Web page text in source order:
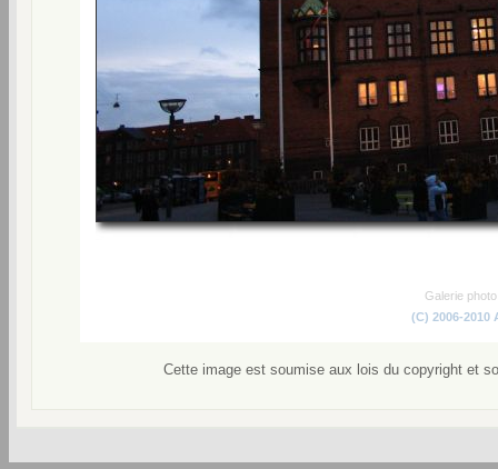
Galerie
(C) 2006-2010
Cette image est soumise aux lois du copyright et